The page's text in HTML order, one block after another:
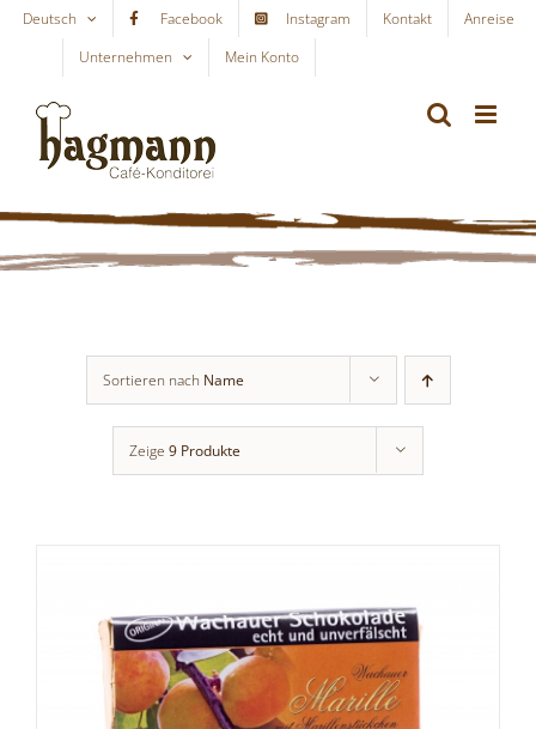
Skip
content
Deutsch Facebook Instagram Kontakt
Anreise
Unternehmen
Mein Konto
Sortieren nach Name
Zeige 9 Produkte